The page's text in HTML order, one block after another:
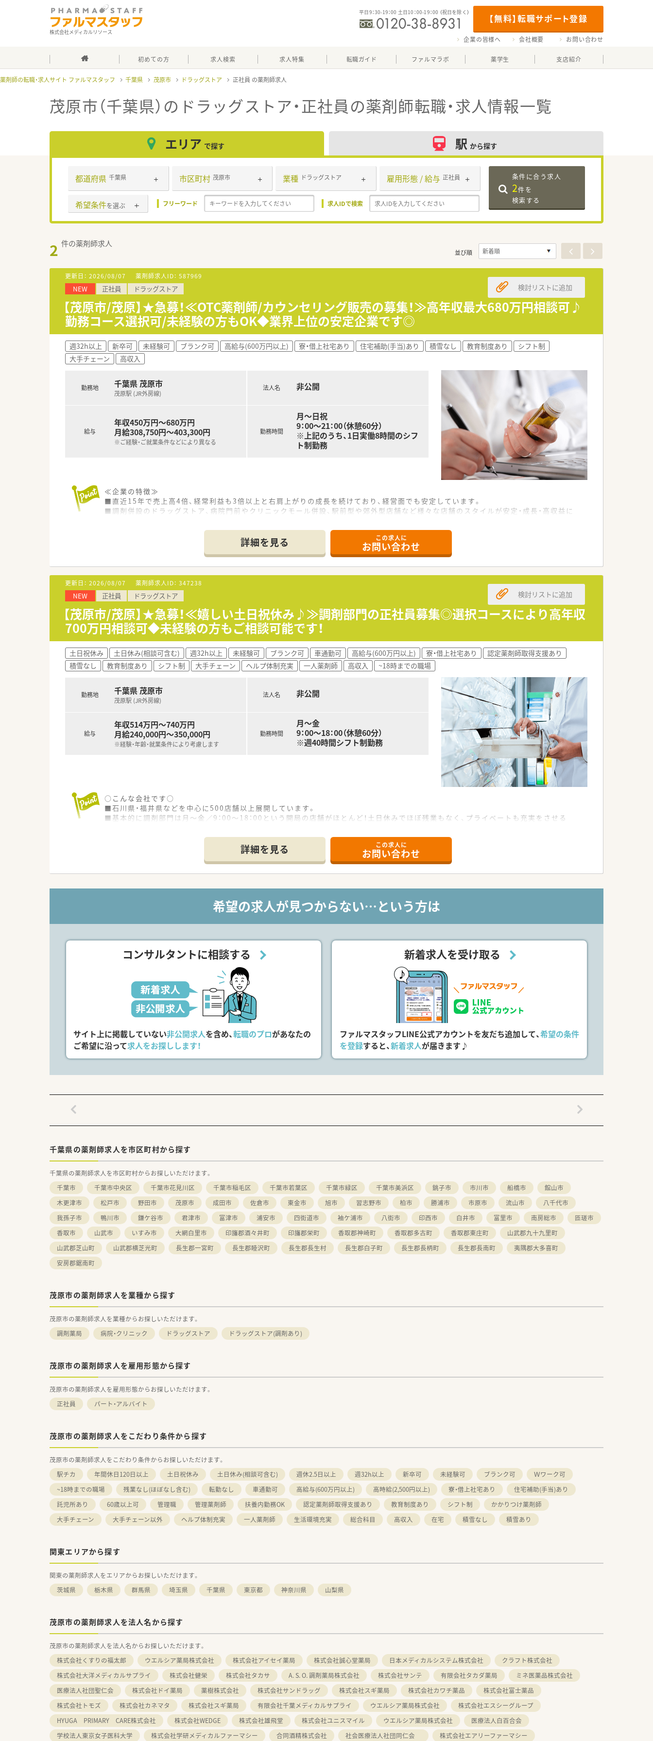
株式会社メディカルリソース
【無料】転職サポート登録
平日9：30-19：00 土日10：00-19：00 （祝日を除く）
企業の皆様へ 会社概要 お問い合わせ
初めての方 求人検索 求人特集 転職ガイド ファルマラボ 薬学生 支店紹介
薬剤師の転職・求人サイト ファルマスタッフ 千葉県 茂原市 ドラッグストア 正社員
茂原市（千葉県）のドラッグストア・正社員の薬剤師転職・求人情報一覧
エリア で探す 駅 から探す
都道府県 千葉県 市区町村 茂原市 業種 ドラッグストア 雇用形態 / 給与 正社員
希望条件を選ぶ フリーワード 求人IDで検索
条件に合う求人
2件を
検索する
2 件の薬剤師求人
並び順
更新日： 2026/08/07 薬剤師求人ID： 587969
NEW 正社員 ドラッグストア
【茂原市/茂原】★急募！≪OTC薬剤師/カウンセリング販売の募集！≫高年収最大680万円相談可♪
勤務コース選択可/未経験の方もOK◆業界上位の安定企業です◎
検討リストに追加
週32h以上 新卒可 未経験可 ブランク可 高給与(600万円以上) 寮・借上社宅あり 住宅補助(手当)あり 積雪なし 教育制度あり
シフト制
大手チェーン
高収入
勤務地 千葉県 茂原市
茂原駅 (JR外房線)
給与
年収450万円～680万円
月給308,750円～403,300円
※ご経験・ご就業条件などにより異なる
法人名 非公開
勤務時間
月～日祝
9：00～21：00（休憩60分）
※上記のうち、1日実働8時間のシフ
ト制勤務
≪企業の特徴≫
■直近15年で売上高4倍、経常利益も3倍以上と右肩上がりの成長を続けており、経営面でも安定しています。
■調剤併設のドラッグストア、病院門前やクリニックモール併設、駅前型や郊外型店舗など様々な店舗のスタイルが安定・成長・高収益に
■かかりつけ薬剤師・薬局の機能に加えて、OTC薬や健康食品、介護や食事・栄養摂取に関することまで気軽に相談できる薬局として厚生
労働省が定める「健康サポート薬局」についても、認定の取得に取り組んでいます。
■薬剤師とそれ以外の職種で業務を割り振り、薬剤師の負荷を軽減！
薬剤師はレジ業務を軽減、薬剤師業務に集中することで専門性を十分に発揮することができます。
■未経験者には新卒同様のフルパッケージ（座学・OTC含めて最長2年）の教育体制があります！
■ドラッグストアで働きたい方、調剤薬局で働きたい方それぞれ別で採用しています。
■正社員・パート社員・準社員・契約社員・アルバイトなど、ご希望の働き方に準じた就業形態があります。
■プラチナくるみんマークも取得しており、子育てをサポートしている企業のため女性の方はもちろん、男性の育休取得者もいるなど男
女ともに働きやすい社風です。
■女性のワーク・ライフ・バランスを推進する優良企業として、厚生労働省認定の「えるぼしマーク」(最高位である3段階目)を取得。
■法律上、育児休業の期間は子どもが1歳になるまでですが、サンドラッググループでは最大子どもが3歳になるまで延長して休業するこ
とが可能です。
■時短勤務制度もあり。子どもが中学1年生になるまで延長も可能です。
■その他、復職フォロー制度や育児手当、奨学金返済サポート制度、社割制度など手厚い福利厚生を用意しています。
詳細を見る この求人に
お問い合わせ
更新日： 2026/08/07 薬剤師求人ID： 347238
NEW 正社員 ドラッグストア
【茂原市/茂原】★急募！≪嬉しい土日祝休み♪≫調剤部門の正社員募集◎選択コースにより高年収
700万円相談可◆未経験の方もご相談可能です！
検討リストに追加
土日祝休み 土日休み(相談可含む) 週32h以上 未経験可 ブランク可 車通勤可 高給与(600万円以上) 寮・借上社宅あり
認定薬剤師取得支援あり
積雪なし
教育制度あり シフト制 大手チェーン ヘルプ体制充実 一人薬剤師 高収入 ~18時までの職場
勤務地 千葉県 茂原市
茂原駅 (JR外房線)
給与
年収514万円～740万円
月給240,000円～350,000円
※経験・年齢・就業条件により考慮します
法人名 非公開
勤務時間
月～金
9：00～18：00（休憩60分）
※週40時間シフト制勤務
○こんな会社です○
■石川県・福井県などを中心に500店舗以上展開しています。
■基本的に調剤部門は月～金／9：00～18：00という開局の店舗がほとんど！土日休みでほぼ残業もなく、プライベートも充実をさせる
■年に1度、7連休または4連休を2回取得できます。
■発注・在庫管理は自動、薬歴も音声入力が可能で、効率的にお仕事ができます。
■正社員は8時間勤務と9時間勤務の採用方式を選択することができます。
■社員割引を利用することができ、全品5％オフで買い物をすることができます。
詳細を見る この求人に
お問い合わせ
希望の求人が見つからない…という方は
コンサルタントに相談する
サイト上に掲載していない非公開求人を含め、転職のプロがあなたの
ご希望に沿って求人をお探しします！
新着求人を受け取る
ファルマスタッフLINE公式アカウントを友だち追加して、希望の条件
を登録すると、新着求人が届きます♪
千葉県の薬剤師求人を市区町村から探す
千葉県の薬剤師求人を市区町村からお探しいただけます。
千葉市
千葉市中央区 千葉市花見川区 千葉市稲毛区 千葉市若葉区 千葉市緑区 千葉市美浜区 銚子市 市川市 船橋市
館山市
木更津市
松戸市 野田市 茂原市 成田市 佐倉市 東金市 旭市 習志野市 柏市 勝浦市 市原市 流山市
八千代市
我孫子市
鴨川市 鎌ケ谷市 君津市 富津市 浦安市 四街道市 袖ケ浦市 八街市 印西市 白井市 富里市 南房総市
匝瑳市
香取市
山武市 いすみ市 大網白里市 印旛郡酒々井町 印旛郡栄町 香取郡神崎町 香取郡多古町 香取郡東庄町
山武郡九十九里町
山武郡芝山町
山武郡横芝光町 長生郡一宮町 長生郡睦沢町 長生郡長生村 長生郡白子町 長生郡長柄町 長生郡長南町
夷隅郡大多喜町
安房郡鋸南町
茂原市の薬剤師求人を業種から探す
茂原市の薬剤師求人を業種からお探しいただけます。
調剤薬局
病院・クリニック ドラッグストア ドラッグストア(調剤あり)
茂原市の薬剤師求人を雇用形態から探す
茂原市の薬剤師求人を雇用形態からお探しいただけます。
正社員
パート・アルバイト
茂原市の薬剤師求人をこだわり条件から探す
茂原市の薬剤師求人をこだわり条件からお探しいただけます。
駅チカ
年間休日120日以上 土日祝休み 土日休み(相談可含む) 週休2.5日以上 週32h以上 新卒可 未経験可 ブランク可
Ｗワーク可
~18時までの職場
残業なし(ほぼなし含む) 転勤なし 車通勤可 高給与(600万円以上) 高時給(2,500円以上) 寮・借上社宅あり
住宅補助(手当)あり
託児所あり
60歳以上可 管理職 管理薬剤師 扶養内勤務OK 認定薬剤師取得支援あり 教育制度あり シフト制
かかりつけ薬剤師
大手チェーン
大手チェーン以外 ヘルプ体制充実 一人薬剤師 生活環境充実 総合科目 高収入 在宅 積雪なし 積雪あり
関東エリアから探す
関東の薬剤師求人をエリアからお探しいただけます。
茨城県
栃木県 群馬県 埼玉県 千葉県 東京都 神奈川県 山梨県
茂原市の薬剤師求人を法人名から探す
茂原市の薬剤師求人を法人名からお探しいただけます。
株式会社くすりの福太郎
ウエルシア薬局株式会社 株式会社アイセイ薬局 株式会社誠心堂薬局 日本メディカルシステム株式会社
クラフト株式会社
株式会社大洋メディカルサプライ
株式会社健栄 株式会社タカサ A. S. O. 調剤薬局株式会社 株式会社サンテ 有限会社タカダ薬局
ミネ医薬品株式会社
医療法人社団聖仁会
株式会社ドイ薬局 薬樹株式会社 株式会社サンドラッグ 株式会社スギ薬局 株式会社カワチ薬品
株式会社富士薬品
株式会社トモズ
株式会社カネマタ 株式会社スギ薬局 有限会社千葉メディカルサプライ ウエルシア薬局株式会社
株式会社エスシーグループ
HYUGA PRIMARY CARE株式会社
株式会社WEDGE 株式会社雄飛堂 株式会社ユニスマイル ウエルシア薬局株式会社
医療法人白百合会
学校法人東京女子医科大学
株式会社学研メディカルファーマシー 合同酒精株式会社 社会医療法人社団同仁会 株式会社エアリーファーマシー